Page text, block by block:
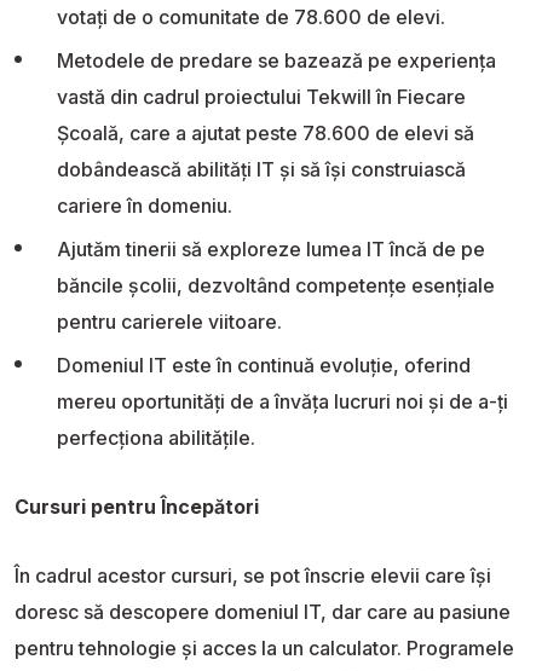
votați de o comunitate de 78.600 de elevi.
Metodele de predare se bazează pe experiența
vastă din cadrul proiectului Tekwill în Fiecare
Școală, care a ajutat peste 78.600 de elevi să
dobândească abilități IT și să își construiască
cariere în domeniu.
Ajutăm tinerii să exploreze lumea IT încă de pe
băncile școlii, dezvoltând competențe esențiale
pentru carierele viitoare.
Domeniul IT este în continuă evoluție, oferind
mereu oportunități de a învăța lucruri noi și de a-ți
perfecționa abilitățile.
Cursuri pentru Începători
În cadrul acestor cursuri, se pot înscrie elevii care își
doresc să descopere domeniul IT, dar care au pasiune
pentru tehnologie și acces la un calculator. Programele